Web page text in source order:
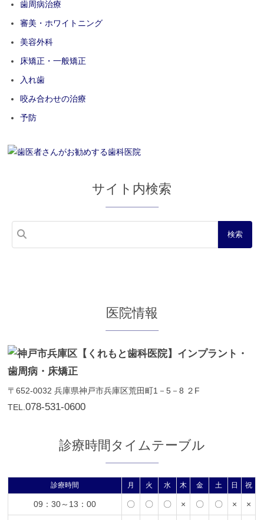
歯周病治療
審美・ホワイトニング
美容外科
床矯正・一般矯正
入れ歯
咬み合わせの治療
予防
サイト内検索
医院情報
〒652-0032兵庫県神戸市兵庫区荒田町1－5－8 ２F
TEL.078-531-0600
診療時間タイムテーブル
診療時間 月 火 水 木 金 土 日 祝
09：30～13：00 〇 〇 〇 × 〇 〇 × ×